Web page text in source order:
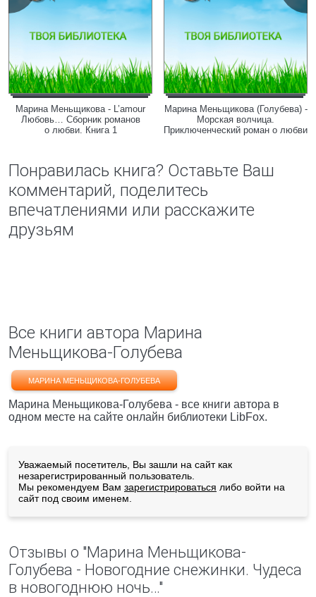
Марина Меньщикова - L’amour
Любовь… Сборник романов
о любви. Книга 1
Марина Меньщикова (Голубева) -
Морская волчица.
Приключенческий роман о любви
Понравилась книга? Оставьте Ваш
комментарий, поделитесь
впечатлениями или расскажите
друзьям
Все книги автора Марина
Меньщикова-Голубева
МАРИНА МЕНЬЩИКОВА-ГОЛУБЕВА
Марина Меньщикова-Голубева - все книги автора в
одном месте на сайте онлайн библиотеки LibFox.
Уважаемый посетитель, Вы зашли на сайт как
незарегистрированный пользователь.
Мы рекомендуем Вам зарегистрироваться либо войти на
сайт под своим именем.
Отзывы о "Марина Меньщикова-
Голубева - Новогодние снежинки. Чудеса
в новогоднюю ночь…"